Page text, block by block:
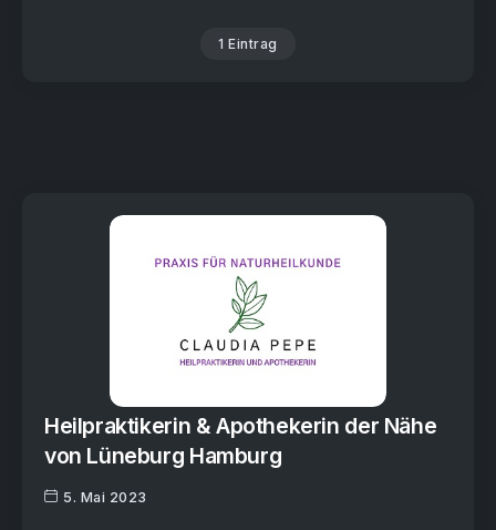
1 Eintrag
Heilpraktikerin & Apothekerin der Nähe
von Lüneburg Hamburg
5. Mai 2023